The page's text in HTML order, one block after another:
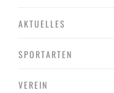
AKTUELLES
SPORTARTEN
VEREIN